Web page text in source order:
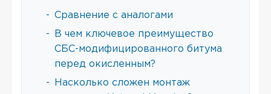
- Сравнение с аналогами
-
В чем ключевое преимущество
СБС-модифицированного битума
перед окисленным?
-
Насколько сложен монтаж